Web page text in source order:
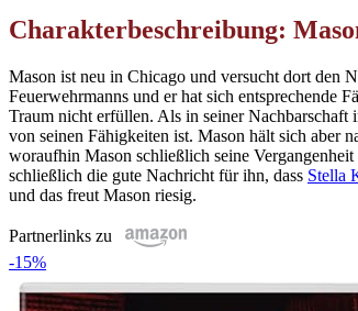
Charakterbeschreibung:
Mason ist neu in Chicago und versucht dort den
Feuerwehrmanns und er hat sich entsprechende
Traum nicht erfüllen. Als in seiner Nachbarschaft
von seinen Fähigkeiten ist. Mason hält sich aber
woraufhin Mason schließlich seine
schließlich die gute Nachricht für ihn, dass Stella
und das freut Mason riesig.
Partnerlinks zu
-15%